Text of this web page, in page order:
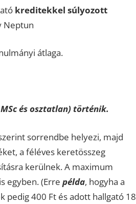
kreditekkel súlyozott
Neptun
átlaga.
és osztatlan) történik.
sorrendbe helyezi, majd
a féléves keretösszeg
kerülnek. A maximum
egyben. (Erre példa, hogyha a
400 Ft és adott hallgató 18